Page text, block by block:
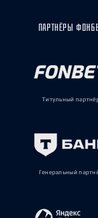
ПАРТНЁРЫ
Титульный
Генеральный